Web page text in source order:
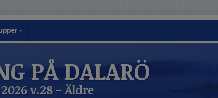
PÅ DALARÖ
v.28 - Äldre